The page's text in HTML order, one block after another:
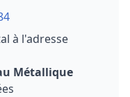
à l'adresse
Métallique